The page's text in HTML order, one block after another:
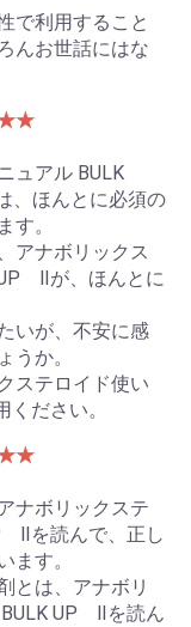
で利用すること
んお世話にはな
ュアル BULK
、ほんとに必須の
す。
アナボリックス
Ⅱが、ほんとに
いが、不安に感
うか。
ステロイド使い
ださい。
ナボリックステ
Ⅱを読んで、正し
ます。
とは、アナボリ
UP Ⅱを読ん